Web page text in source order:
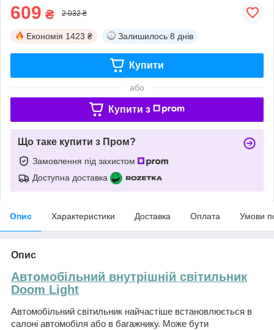
609 ₴ 2 032 ₴
Економія 1423 ₴ Залишилось 8 днів
Купити
або
Купити з
Що таке купити з Пром?
Замовлення під захистом
Доступна доставка
Опис Характеристики Доставка Оплата Умови
Опис
Автомобільний внутрішній світильник
Doom Light
Автомобільний світильник найчастіше встановлюється в
салоні автомобіля або в багажнику. Може бути